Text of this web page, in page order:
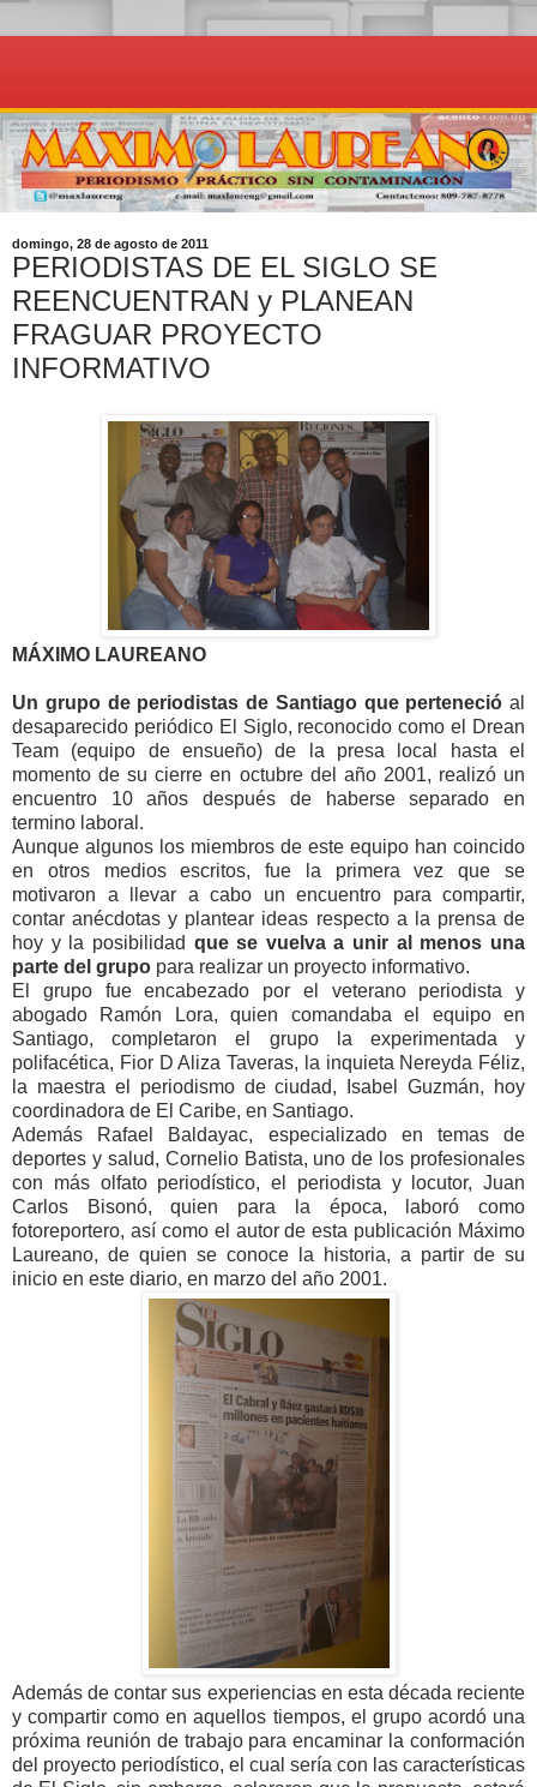
domingo, 28 de agosto de 2011
PERIODISTAS DE EL SIGLO SE
REENCUENTRAN y PLANEAN
FRAGUAR PROYECTO
INFORMATIVO
MÁXIMO LAUREANO
Un grupo de periodistas de Santiago que perteneció al
desaparecido periódico El Siglo, reconocido como el Drean
Team (equipo de ensueño) de la presa local hasta el
momento de su cierre en octubre del año 2001, realizó un
encuentro 10 años después de haberse separado en
termino laboral.
Aunque algunos los miembros de este equipo han coincido
en otros medios escritos, fue la primera vez que se
motivaron a llevar a cabo un encuentro para compartir,
contar anécdotas y plantear ideas respecto a la prensa de
hoy y la posibilidad que se vuelva a unir al menos una
parte del grupo para realizar un proyecto informativo.
El grupo fue encabezado por el veterano periodista y
abogado Ramón Lora, quien comandaba el equipo en
Santiago, completaron el grupo la experimentada y
polifacética, Fior D Aliza Taveras, la inquieta Nereyda Féliz,
la maestra el periodismo de ciudad, Isabel Guzmán, hoy
coordinadora de El Caribe, en Santiago.
Además Rafael Baldayac, especializado en temas de
deportes y salud, Cornelio Batista, uno de los profesionales
con más olfato periodístico, el periodista y locutor, Juan
Carlos Bisonó, quien para la época, laboró como
fotoreportero, así como el autor de esta publicación Máximo
Laureano, de quien se conoce la historia, a partir de su
inicio en este diario, en marzo del año 2001.
Además de contar sus experiencias en esta década reciente
y compartir como en aquellos tiempos, el grupo acordó una
próxima reunión de trabajo para encaminar la conformación
del proyecto periodístico, el cual sería con las características